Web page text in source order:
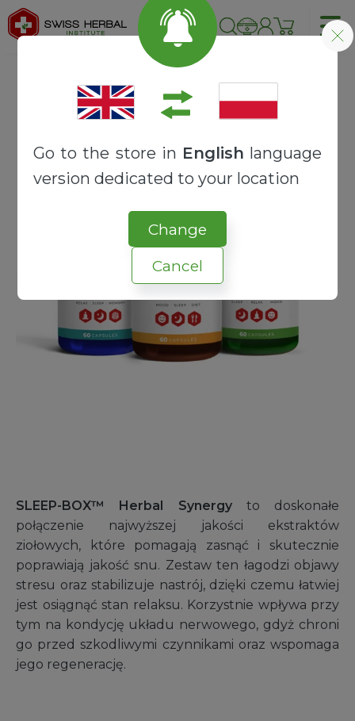
Go to the store in English language
version dedicated to your location
Change
Cancel
Strona główna RECEPTURY BOX
SLEEP-BOX™ Herbal Synergyto doskonałe
połączenie najwyższej jakości ekstraktów
ziołowych, które pomagają zasnąć i skutecznie
poprawiają jakość snu. Zestaw ten łagodzi objawy
stresu oraz stabilizuje nastrój, dzięki czemu łatwiej
jest osiągnąć stan relaksu. Korzystnie wpływa przy
tym na kondycję układu nerwowego, gdyż chroni
go przed szkodliwymi czynnikami oraz wspomaga
jego regenerację.